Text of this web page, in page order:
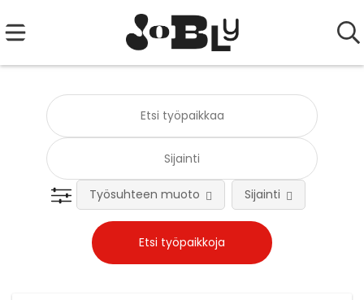
Työsuhteen muoto Sijainti